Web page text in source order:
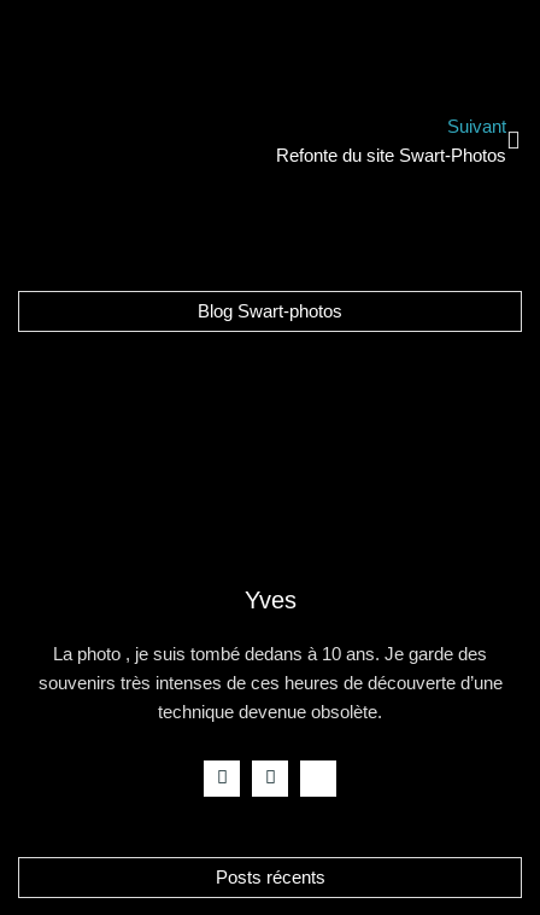
Suivant
Refonte du site Swart-Photos
Blog Swart-photos
Yves
La photo , je suis tombé dedans à 10 ans. Je garde des
souvenirs très intenses de ces heures de découverte d’une
technique devenue obsolète.
Posts récents